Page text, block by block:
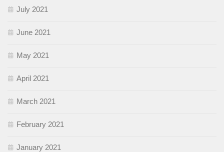
July 2021
June 2021
May 2021
April 2021
March 2021
February 2021
January 2021